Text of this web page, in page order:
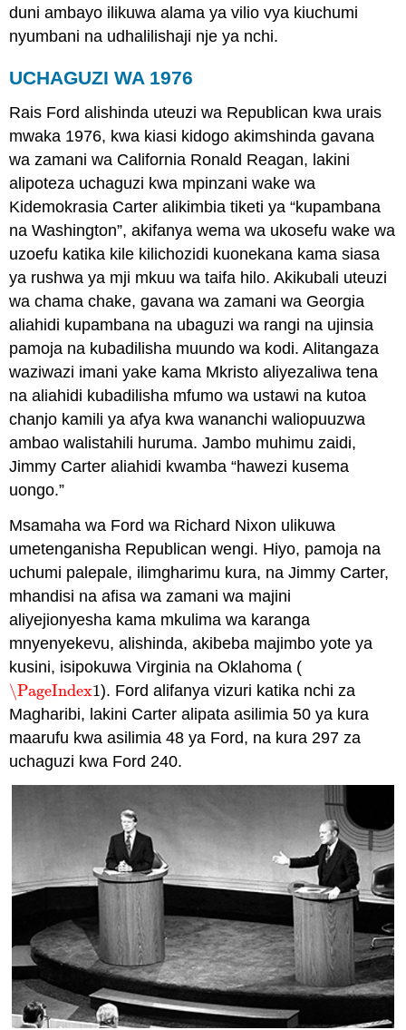
duni ambayo ilikuwa alama ya vilio vya kiuchumi
nyumbani na udhalilishaji nje ya nchi.
UCHAGUZI WA 1976
Rais Ford alishinda uteuzi wa Republican kwa urais
mwaka 1976, kwa kiasi kidogo akimshinda gavana
wa zamani wa California Ronald Reagan, lakini
alipoteza uchaguzi kwa mpinzani wake wa
Kidemokrasia Carter alikimbia tiketi ya “kupambana
na Washington”, akifanya wema wa ukosefu wake wa
uzoefu katika kile kilichozidi kuonekana kama siasa
ya rushwa ya mji mkuu wa taifa hilo. Akikubali uteuzi
wa chama chake, gavana wa zamani wa Georgia
aliahidi kupambana na ubaguzi wa rangi na ujinsia
pamoja na kubadilisha muundo wa kodi. Alitangaza
waziwazi imani yake kama Mkristo aliyezaliwa tena
na aliahidi kubadilisha mfumo wa ustawi na kutoa
chanjo kamili ya afya kwa wananchi waliopuuzwa
ambao walistahili huruma. Jambo muhimu zaidi,
Jimmy Carter aliahidi kwamba “hawezi kusema
uongo.”
Msamaha wa Ford wa Richard Nixon ulikuwa
umetenganisha Republican wengi. Hiyo, pamoja na
uchumi palepale, ilimgharimu kura, na Jimmy Carter,
mhandisi na afisa wa zamani wa majini
aliyejionyesha kama mkulima wa karanga
mnyenyekevu, alishinda, akibeba majimbo yote ya
kusini, isipokuwa Virginia na Oklahoma (
\PageIndex1
\PageIndex1). Ford alifanya vizuri katika nchi za
Magharibi, lakini Carter alipata asilimia 50 ya kura
maarufu kwa asilimia 48 ya Ford, na kura 297 za
uchaguzi kwa Ford 240.